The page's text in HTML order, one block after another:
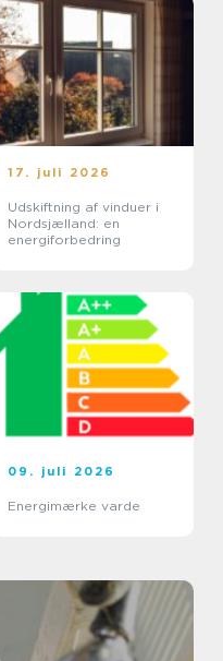
17. juli 2026
Udskiftning af vinduer i
Nordsjælland: en
energiforbedring
09. juli 2026
Energimærke varde